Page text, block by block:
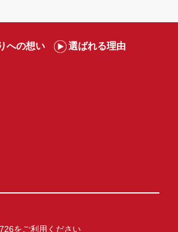
への想い 選ばれる理由
をご利用ください